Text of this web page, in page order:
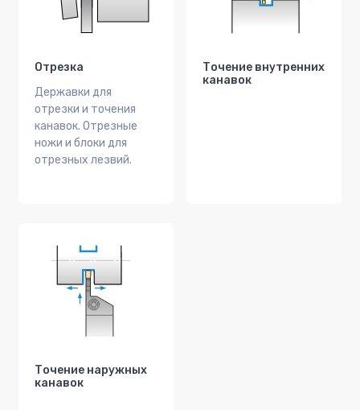
Отрезка
Державки для
отрезки и точения
канавок. Отрезные
ножи и блоки для
отрезных лезвий.
Точение внутренних
канавок
Точение наружных
канавок